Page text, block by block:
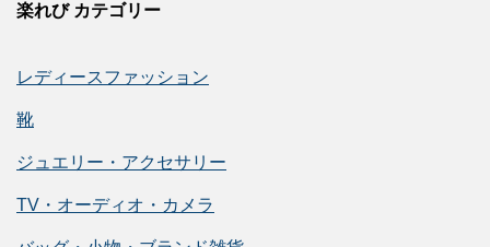
楽れび カテゴリー
レディースファッション
靴
ジュエリー・アクセサリー
TV・オーディオ・カメラ